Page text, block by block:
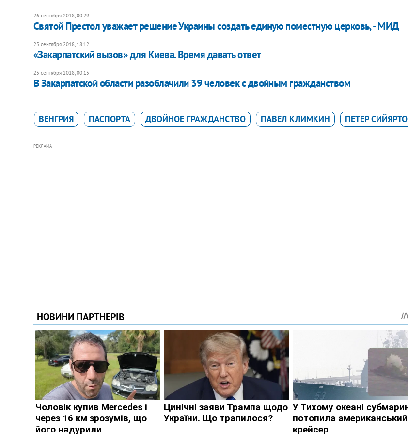
26 сентября 2018, 00:29
Святой Престол уважает решение Украины создать единую поместную церковь, - МИД
25 сентября 2018, 18:12
«Закарпатский вызов» для Киева. Время давать ответ
25 сентября 2018, 00:15
В Закарпатской области разоблачили 39 человек с двойным гражданством
ВЕНГРИЯ ПАСПОРТА ДВОЙНОЕ ГРАЖДАНСТВО ПАВЕЛ КЛИМКИН ПЕТЕР СИЙЯРТО
РЕКЛАМА